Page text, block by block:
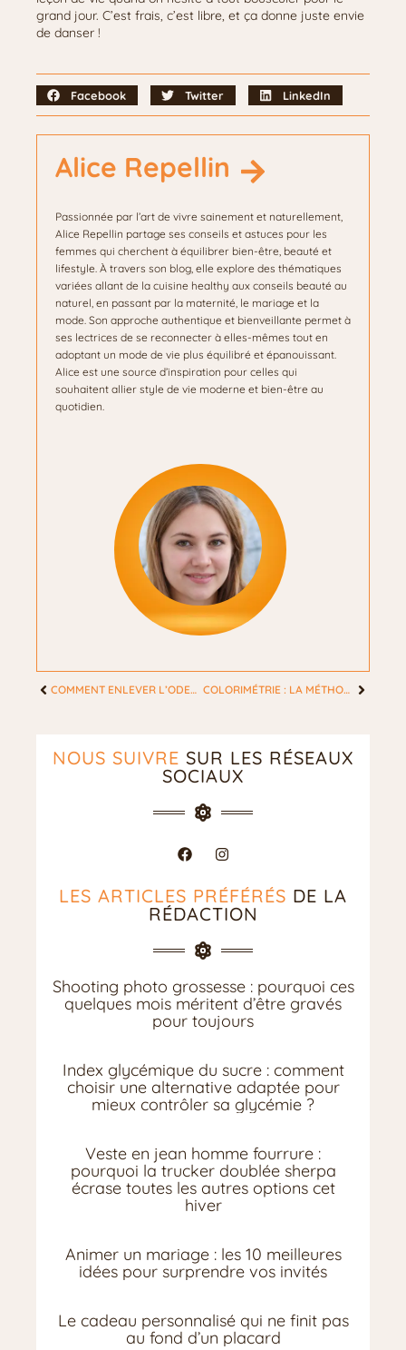
grand jour. C’est frais, c’est libre, et ça donne juste envie
de danser !
Facebook Twitter LinkedIn
Alice Repellin
Passionnée par l’art de vivre sainement et naturellement,
Alice Repellin partage ses conseils et astuces pour les
femmes qui cherchent à équilibrer bien-être, beauté et
lifestyle. À travers son blog, elle explore des thématiques
variées allant de la cuisine healthy aux conseils beauté au
naturel, en passant par la maternité, le mariage et la
mode. Son approche authentique et bienveillante permet à
ses lectrices de se reconnecter à elles-mêmes tout en
adoptant un mode de vie plus équilibré et épanouissant.
Alice est une source d’inspiration pour celles qui
souhaitent allier style de vie moderne et bien-être au
quotidien.
COMMENT ENLEVER L’ODEUR D’ESSENCE SUR LES VÊTEMENTS : LES SOLUTIONS EFFICACES COLORIMÉTRIE : LA MÉTHODE DES SAISONS POUR SUBLIMER VOTRE ÉCLAT NATUREL
NOUS SUIVRE SUR LES RÉSEAUX
SOCIAUX
LES ARTICLES PRÉFÉRÉS DE LA
RÉDACTION
Shooting photo grossesse : pourquoi ces
quelques mois méritent d’être gravés
pour toujours
Index glycémique du sucre : comment
choisir une alternative adaptée pour
mieux contrôler sa glycémie ?
Veste en jean homme fourrure :
pourquoi la trucker doublée sherpa
écrase toutes les autres options cet
hiver
Animer un mariage : les 10 meilleures
idées pour surprendre vos invités
Le cadeau personnalisé qui ne finit pas
au fond d’un placard